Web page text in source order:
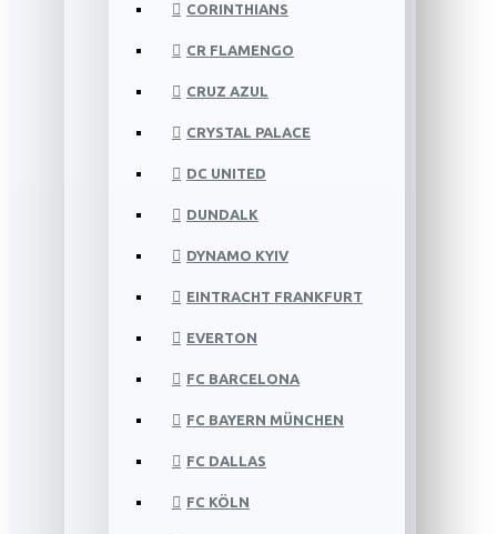
CORINTHIANS
CR FLAMENGO
CRUZ AZUL
CRYSTAL PALACE
DC UNITED
DUNDALK
DYNAMO KYIV
EINTRACHT FRANKFURT
EVERTON
FC BARCELONA
FC BAYERN MÜNCHEN
FC DALLAS
FC KÖLN